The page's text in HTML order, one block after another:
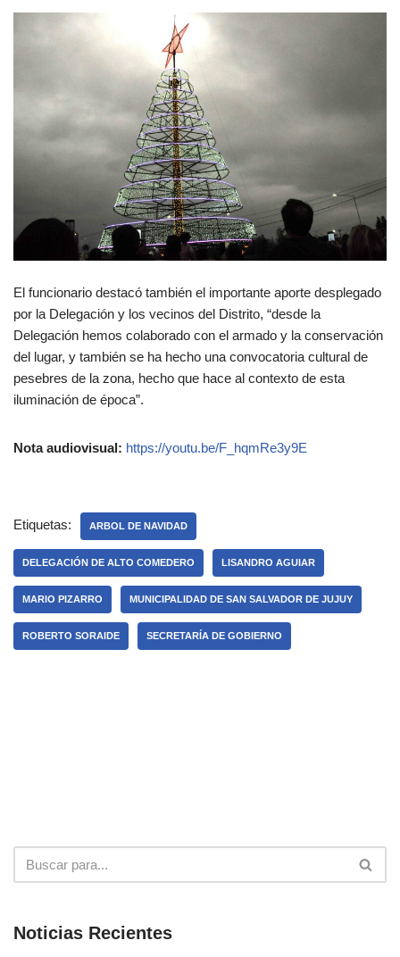
El funcionario destacó también el importante aporte desplegado
por la Delegación y los vecinos del Distrito, “desde la
Delegación hemos colaborado con el armado y la conservación
del lugar, y también se ha hecho una convocatoria cultural de
pesebres de la zona, hecho que hace al contexto de esta
iluminación de época”.
Nota audiovisual: https://youtu.be/F_hqmRe3y9E
Etiquetas: ARBOL DE NAVIDAD
DELEGACIÓN DE ALTO COMEDERO LISANDRO AGUIAR
MARIO PIZARRO MUNICIPALIDAD DE SAN SALVADOR DE JUJUY
ROBERTO SORAIDE SECRETARÍA DE GOBIERNO
Noticias Recientes